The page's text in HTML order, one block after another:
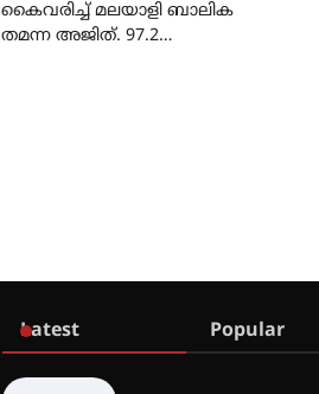
കൈവരിച്ച് മലയാളി ബാലിക
തമന്ന അജിത്. 97.2…
Latest Popular